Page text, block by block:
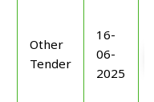
Other
Tender
16-
06-
2025